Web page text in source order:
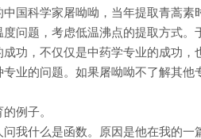
国科学家屠呦呦，当年提取青蒿
问题，考虑低温沸点的提取方式
成功，不仅仅是中药学专业的成功
专业的问题。如果屠呦呦不了解其
例子。
我什么是函数。原因是他在我的